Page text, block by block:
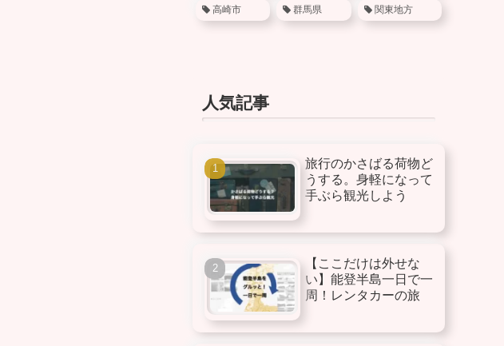
高崎市 群馬県 関東地方
人気記事
旅行のかさばる荷物ど
うする。身軽になって
手ぶら観光しよう
【ここだけは外せな
い】能登半島一日で一
周！レンタカーの旅